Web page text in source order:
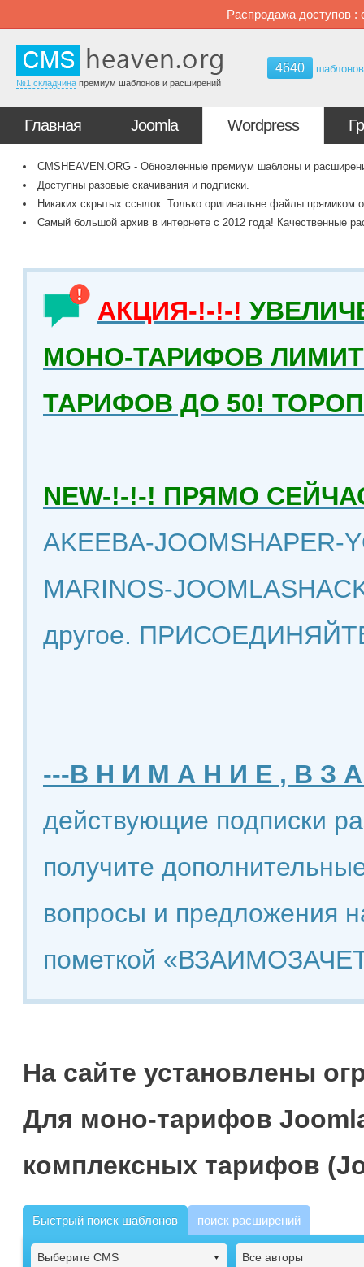
Распродажа доступов :
№1 складчина премиум шаблонов и расширений
4640 шаблонов
Главная Joomla Wordpress
CMSHEAVEN.ORG - Обновленные премиум шаблоны и
Доступны разовые скачивания и подписки.
Никаких скрытых ссылок. Только оригинальне файлы прямиком
Самый большой архив в интернете с 2012 года! Качественные
АКЦИЯ-!-!-!
МОНО-ТАРИФОВ
ТАРИФОВ ДО 50!
NEW-!-!-! ПРЯМО
AKEEBA-JOOMSHAPER-
MARINOS-
другое.
---В Н И М А Н И Е , В З
действующие подписки
получите
вопросы и предложения
пометкой
На сайте установлены
Для моно-тарифов
комплексных тарифов
Быстрый поиск шаблонов поиск расширений
Выберите CMS Все авторы